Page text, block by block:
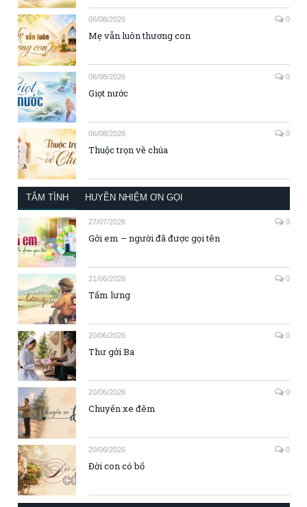
06/08/2026 0
Mẹ vẫn luôn thương con
06/08/2026 0
Giọt nước
06/08/2026 0
Thuộc trọn về chúa
TÂM TÌNH HUYỀN NHIỆM ƠN GỌI
27/07/2026 0
Gởi em – người đã được gọi tên
21/06/2026 0
Tấm lưng
20/06/2026 0
Thư gởi Ba
20/06/2026 0
Chuyến xe đêm
20/06/2026 0
Đời con có bố